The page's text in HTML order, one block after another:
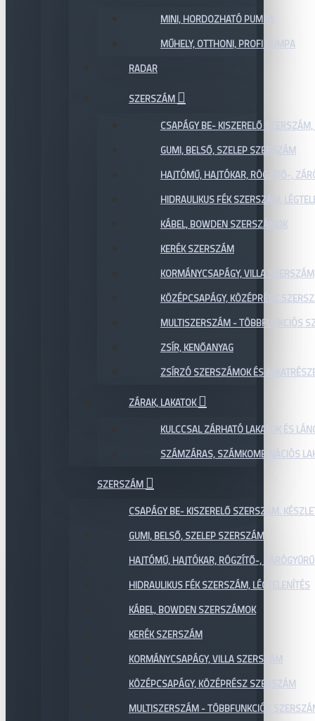
MINI, HORDOZHATÓ PUMPA
MŰHELY, OTTHONI, PROFI PUMPA
RADAR
SZERSZÁM
CSAPÁGY BE- KISZERELŐ
GUMI, BELSŐ, SZELEP SZERSZÁM
HAJTÓMŰ, HAJTÓKAR, RÖGZÍTŐ-,
HIDRAULIKUS FÉK SZERSZÁM,
KÁBEL, BOWDEN SZERSZÁMOK
KERÉK SZERSZÁM
KORMÁNYCSAPÁGY, VILLA SZERSZÁM
KÖZÉPCSAPÁGY, KÖZÉPRÉSZ
MULTISZERSZÁM - TÖBBFUNKCIÓS
ZSÍR, KENŐANYAG
ZSÍRZÓ SZERSZÁMOK ÉS
ZÁRAK, LAKATOK
KULCCSAL ZÁRHATÓ LAKATOK ÉS
SZÁMZÁRAS, SZÁMKOMBINÁCIÓS
SZERSZÁM
CSAPÁGY BE- KISZERELŐ SZERSZÁM,
GUMI, BELSŐ, SZELEP SZERSZÁM
HAJTÓMŰ, HAJTÓKAR, RÖGZÍTŐ-,
HIDRAULIKUS FÉK SZERSZÁM, LÉGTELENÍTÉS
KÁBEL, BOWDEN SZERSZÁMOK
KERÉK SZERSZÁM
KORMÁNYCSAPÁGY, VILLA SZERSZÁM
KÖZÉPCSAPÁGY, KÖZÉPRÉSZ SZERSZÁM
MULTISZERSZÁM - TÖBBFUNKCIÓS